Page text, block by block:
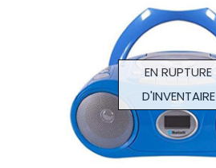
EN RUPTURE
D'INVENTAIRE